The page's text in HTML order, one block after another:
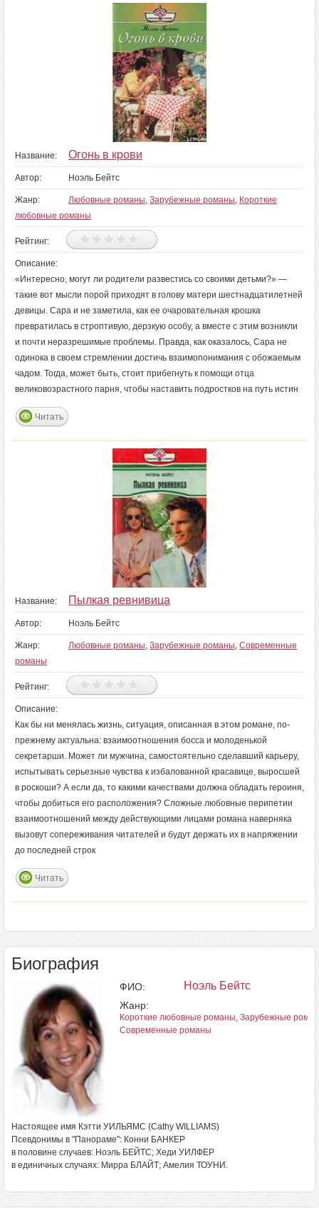
Название: Огонь в крови
Автор: Ноэль Бейтс
Жанр: Любовные романы, Зарубежные романы, Короткие
любовные романы
Рейтинг:
Описание:
«Интересно, могут ли родители развестись со своими детьми?» —
такие вот мысли порой приходят в голову матери шестнадцатилетней
девицы. Сара и не заметила, как ее очаровательная крошка
превратилась в строптивую, дерзкую особу, а вместе с этим возникли
и почти неразрешимые проблемы. Правда, как оказалось, Сара не
одинока в своем стремлении достичь взаимопонимания с обожаемым
чадом. Тогда, может быть, стоит прибегнуть к помощи отца
великовозрастного парня, чтобы наставить подростков на путь истин
Читать
Название: Пылкая ревнивица
Автор: Ноэль Бейтс
Жанр: Любовные романы, Зарубежные романы, Современные
романы
Рейтинг:
Описание:
Как бы ни менялась жизнь, ситуация, описанная в этом романе, по-
прежнему актуальна: взаимоотношения босса и молоденькой
секретарши. Может ли мужчина, самостоятельно сделавший карьеру,
испытывать серьезные чувства к избалованной красавице, выросшей
в роскоши? А если да, то какими качествами должна обладать героиня,
чтобы добиться его расположения? Сложные любовные перипетии
взаимоотношений между действующими лицами романа наверняка
вызовут сопереживания читателей и будут держать их в напряжении
до последней строк
Читать
Биография
ФИО: Ноэль Бейтс
Жанр:
Короткие любовные романы, Зарубежные
Современные романы
Настоящее имя Кэтти УИЛЬЯМС (Cathy WILLIAMS)
Псевдонимы в "Панораме": Конни БАНКЕР
в половине случаев: Ноэль БЕЙТС; Хеди УИЛФЕР
в единичных случаях: Мирра БЛАЙТ; Амелия ТОУНИ.